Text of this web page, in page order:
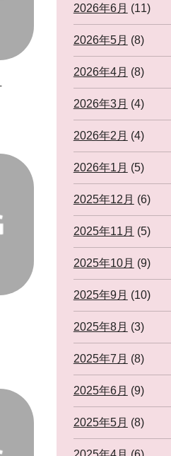
2026年6月 (11)
2026年5月 (8)
2026年4月 (8)
2026年3月 (4)
2026年2月 (4)
2026年1月 (5)
2025年12月 (6)
2025年11月 (5)
2025年10月 (9)
2025年9月 (10)
2025年8月 (3)
2025年7月 (8)
2025年6月 (9)
2025年5月 (8)